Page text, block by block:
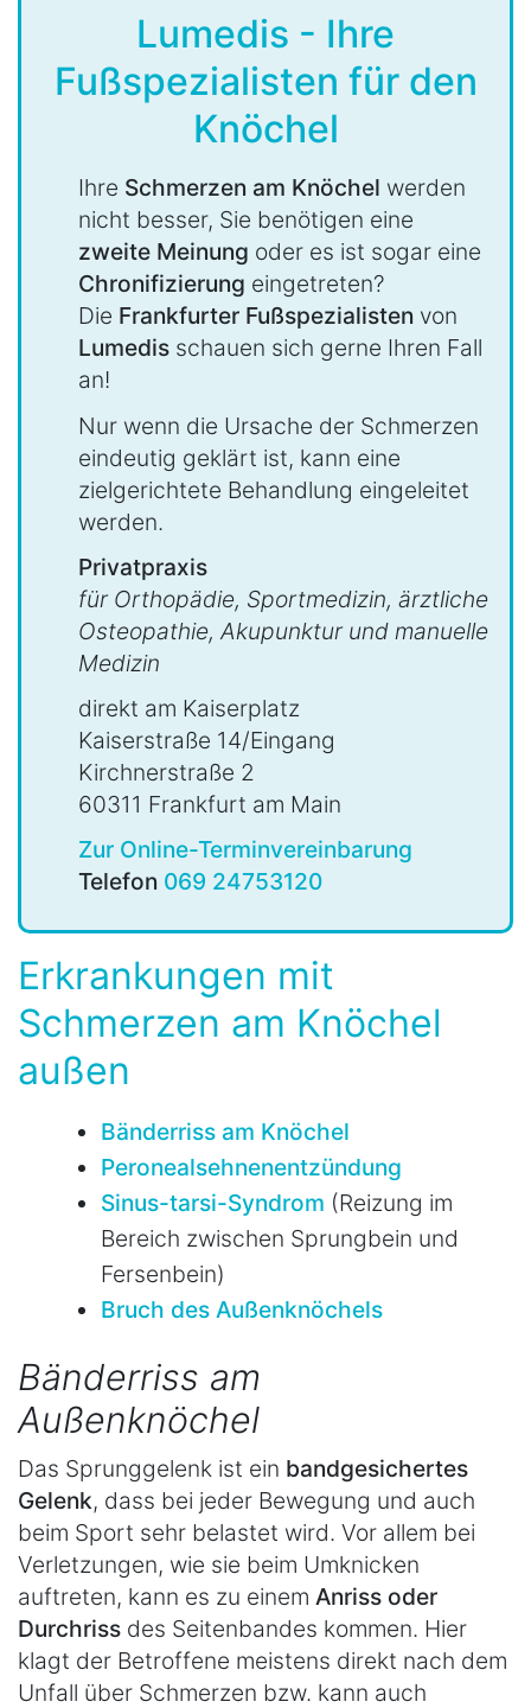
Lumedis - Ihre
Fußspezialisten für den
Knöchel
Ihre Schmerzen am Knöchel werden
nicht besser, Sie benötigen eine
zweite Meinung oder es ist sogar eine
Chronifizierung eingetreten?
Die Frankfurter Fußspezialisten von
Lumedis schauen sich gerne Ihren Fall
an!
Nur wenn die Ursache der Schmerzen
eindeutig geklärt ist, kann eine
zielgerichtete Behandlung eingeleitet
werden.
Privatpraxis
für Orthopädie, Sportmedizin, ärztliche
Osteopathie, Akupunktur und manuelle
Medizin
direkt am Kaiserplatz
Kaiserstraße 14/Eingang
Kirchnerstraße 2
60311 Frankfurt am Main
Zur Online-Terminvereinbarung
Telefon 069 24753120
Erkrankungen mit
Schmerzen am Knöchel
außen
Bänderriss am Knöchel
Peronealsehnenentzündung
Sinus-tarsi-Syndrom (Reizung im
Bereich zwischen Sprungbein und
Fersenbein)
Bruch des Außenknöchels
Bänderriss am
Außenknöchel
Das Sprunggelenk ist ein bandgesichertes
Gelenk, dass bei jeder Bewegung und auch
beim Sport sehr belastet wird. Vor allem bei
Verletzungen, wie sie beim Umknicken
auftreten, kann es zu einem Anriss oder
Durchriss des Seitenbandes kommen. Hier
klagt der Betroffene meistens direkt nach dem
Unfall über Schmerzen bzw. kann auch